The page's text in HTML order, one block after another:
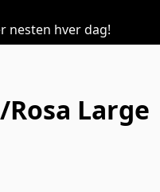
nesten hver dag!
Large